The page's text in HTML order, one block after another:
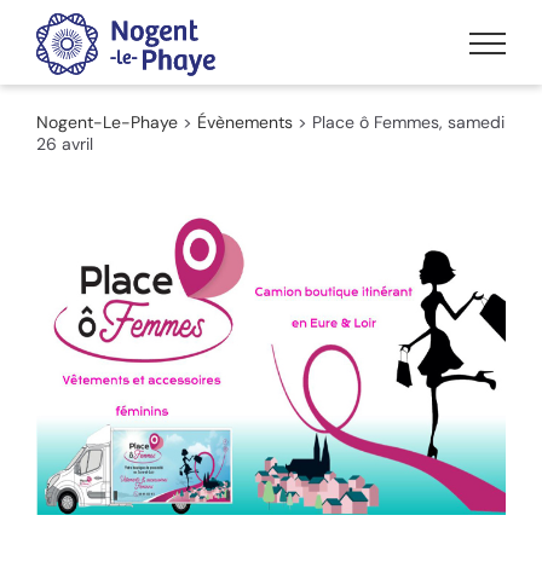
Passer
contenu
Nogent-Le-Phaye > Évènements > Place ô Femmes, samedi
26 avril